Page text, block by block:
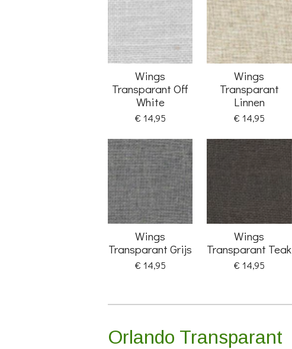
Wings
Transparant Off
White
€ 14,95
Wings
Transparant
Linnen
€ 14,95
Wings
Transparant Grijs
€ 14,95
Wings
Transparant Teak
€ 14,95
Orlando Transparant